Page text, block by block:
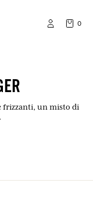
0
frizzanti, un misto di